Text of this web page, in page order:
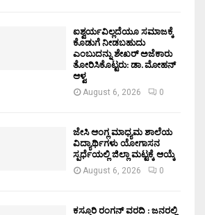
C
H
ಐಶ್ವರ್ಯವಿಲ್ಲದೆಯೂ ಸಮಾಜಕ್ಕೆ
ಕೊಡುಗೆ ನೀಡಬಹುದು
ಎಂಬುದನ್ನು ಶೇಖರ್ ಅಜೆಕಾರು
ತೋರಿಸಿಕೊಟ್ಟರು: ಡಾ. ಮೋಹನ್
ಆಳ್ವ
August 6, 2026 0
ಜೇಸಿ ಆಂಗ್ಲ ಮಾಧ್ಯಮ ಶಾಲೆಯ
ವಿದ್ಯಾರ್ಥಿಗಳು ಯೋಗಾಸನ
ಸ್ಪರ್ಧೆಯಲ್ಲಿ ಜಿಲ್ಲಾ ಮಟ್ಟಕ್ಕೆ ಆಯ್ಕೆ
August 6, 2026 0
ಕಸ್ತೂರಿ ರಂಗನ್ ವರದಿ : ಜನರಲ್ಲಿ